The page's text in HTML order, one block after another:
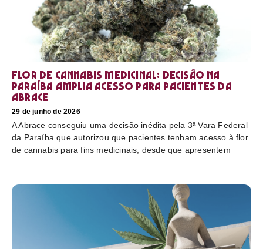
Flor de cannabis medicinal: decisão na
Paraíba amplia acesso para pacientes da
Abrace
29 de junho de 2026
A Abrace conseguiu uma decisão inédita pela 3ª Vara Federal
da Paraíba que autorizou que pacientes tenham acesso à flor
de cannabis para fins medicinais, desde que apresentem